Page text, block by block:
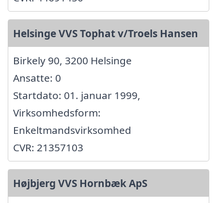
Helsinge VVS Tophat v/Troels Hansen
Birkely 90, 3200 Helsinge
Ansatte: 0
Startdato: 01. januar 1999,
Virksomhedsform:
Enkeltmandsvirksomhed
CVR: 21357103
Højbjerg VVS Hornbæk ApS